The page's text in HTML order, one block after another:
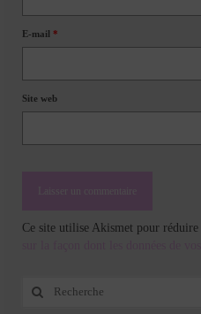
E-mail *
Site web
Ce site utilise Akismet pour réduire
Rechercher